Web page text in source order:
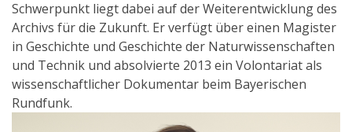
Schwerpunkt liegt dabei auf der Weiterentwicklung des
Archivs für die Zukunft. Er verfügt über einen Magister
in Geschichte und Geschichte der Naturwissenschaften
und Technik und absolvierte 2013 ein Volontariat als
wissenschaftlicher Dokumentar beim Bayerischen
Rundfunk.